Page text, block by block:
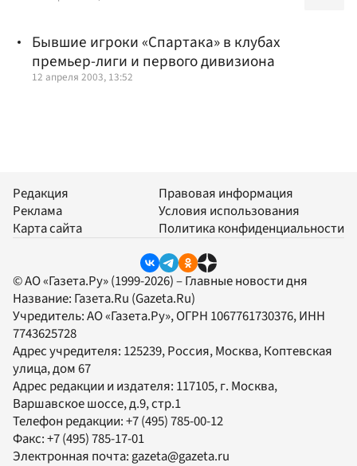
Бывшие игроки «Спартака» в клубах
премьер-лиги и первого дивизиона
12 апреля 2003, 13:52
Редакция
Реклама
Карта сайта
Правовая информация
Условия использования
Политика конфиденциальности
© АО «Газета.Ру» (1999-2026) – Главные новости дня
Название: Газета.Ru (Gazeta.Ru)
Учредитель:АО «Газета.Ру», ОГРН 1067761730376, ИНН
7743625728
Адрес учредителя: 125239, Россия, Москва, Коптевская
улица, дом 67
Адрес редакции и издателя: 117105, г. Москва,
Варшавское шоссе, д.9, стр.1
Телефон редакции:+7 (495) 785-00-12
Факс:+7 (495) 785-17-01
Электронная почта:gazeta@gazeta.ru